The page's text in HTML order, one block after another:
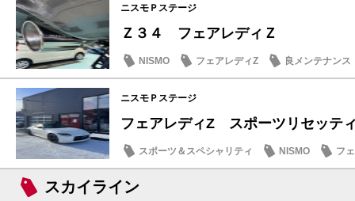
ニスモＰステージ
Ｚ３４ フェアレディＺ
NISMO フェアレディZ 良メンテナンス
ニスモＰステージ
フェアレディZ スポーツリセッテ
スポーツ＆スペシャリティ NISMO
フ
メンテナンス商品
スカイライン